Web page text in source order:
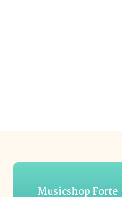
Musicshop Forte